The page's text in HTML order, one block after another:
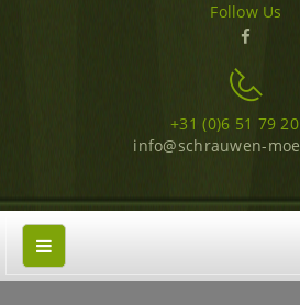
Follow Us
+31 (0)6 51 79
info@schrauwen-